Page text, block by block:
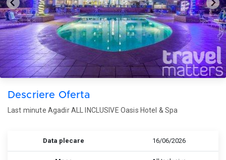
Descriere Oferta
Last minute Agadir ALL INCLUSIVE Oasis Hotel & Spa
Data plecare 16/06/2026